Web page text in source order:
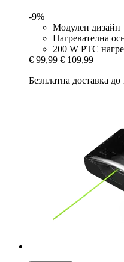
-9%
Модулен дизайн
Нагревателна
200 W PTC
€ 99,99 € 109,99
Безплатна доставка до